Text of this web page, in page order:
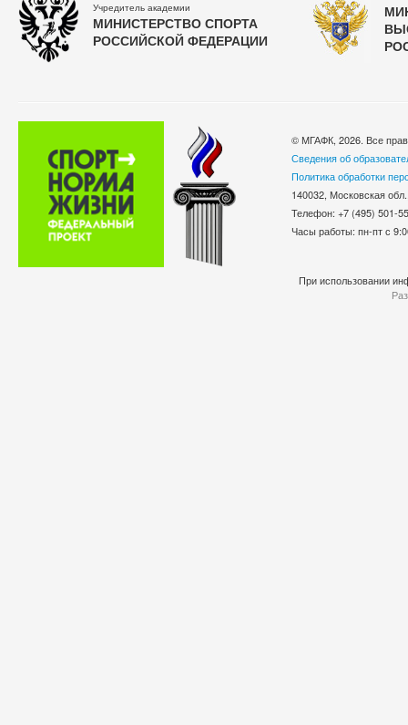
Учредитель академии
МИНИСТЕРСТВО СПОРТА
РОССИЙСКОЙ ФЕДЕРАЦИИ
© МГАФК, 2026. Все
Сведения об
Политика обработки
140032, Московская
Телефон: +7 (495)
Часы работы: пн-пт с
При использовании